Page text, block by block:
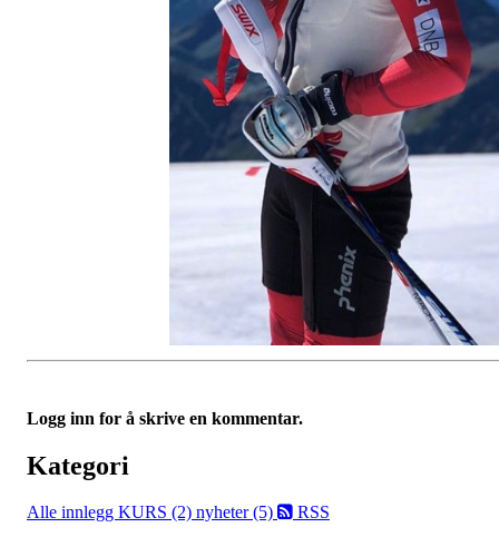
Logg inn for å skrive en kommentar.
Kategori
Alle innlegg KURS (2) nyheter (5) RSS